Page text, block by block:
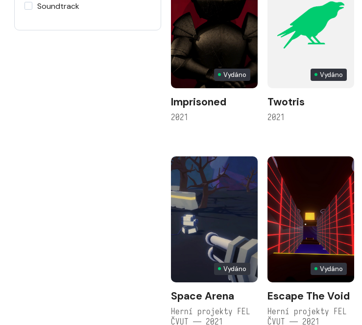
Soundtrack
Vydáno
Imprisoned
2021
Vydáno
Twotris
2021
Vydáno
Space Arena
Herní projekty FEL
ČVUT — 2021
Vydáno
Escape The Void
Herní projekty FEL
ČVUT — 2021